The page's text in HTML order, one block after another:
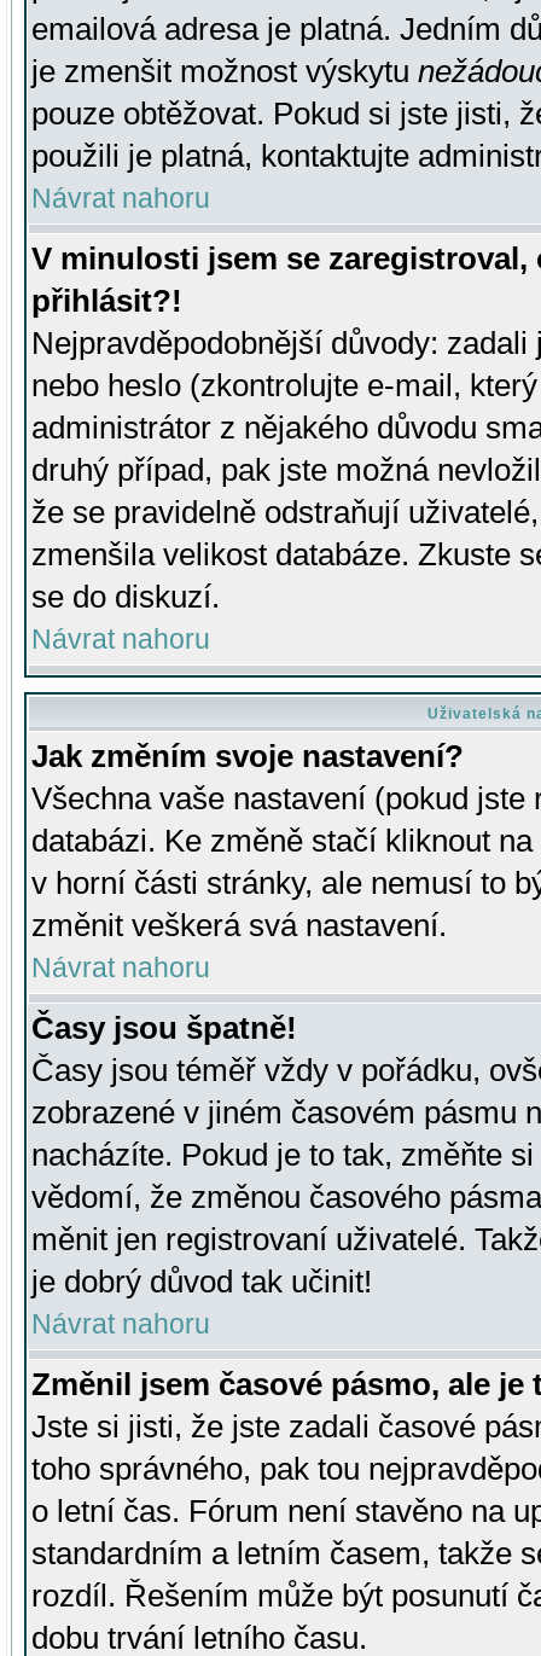
emailová adresa je platná. Jedním
je zmenšit možnost výskytu
pouze obtěžovat. Pokud si jste jisti,
použili je platná, kontaktujte
Návrat nahoru
V minulosti jsem se
přihlásit?!
Nejpravděpodobnější důvody:
nebo heslo (zkontrolujte e-mail,
administrátor z nějakého důvodu
druhý případ, pak jste možná
že se pravidelně odstraňují
zmenšila velikost databáze. Zkuste
se do diskuzí.
Návrat nahoru
Uživatelská
Jak změním svoje nastavení?
Všechna vaše nastavení (pokud
databázi. Ke změně stačí kliknout
v horní části stránky, ale nemusí to
změnit veškerá svá nastavení.
Návrat nahoru
Časy jsou špatně!
Časy jsou téměř vždy v pořádku,
zobrazené v jiném časovém pásmu
nacházíte. Pokud je to tak, změňte
vědomí, že změnou časového
měnit jen registrovaní uživatelé.
je dobrý důvod tak učinit!
Návrat nahoru
Změnil jsem časové pásmo, ale je
Jste si jisti, že jste zadali časové
toho správného, pak tou
o letní čas. Fórum není stavěno na
standardním a letním časem, takže
rozdíl. Řešením může být posunutí
dobu trvání letního času.